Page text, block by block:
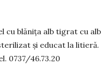
cu blănița alb tigrat cu
și edu­cat la li­tieră.
0737/46.73.20